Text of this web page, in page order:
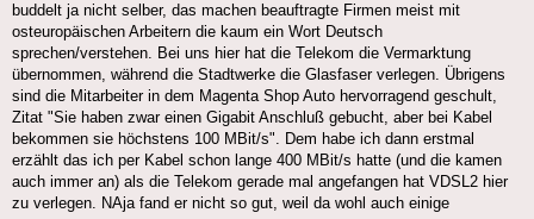
buddelt ja nicht selber, das machen beauftragte Firmen meist mit
osteuropäischen Arbeitern die kaum ein Wort Deutsch
sprechen/verstehen. Bei uns hier hat die Telekom die Vermarktung
übernommen, während die Stadtwerke die Glasfaser verlegen. Übrigens
sind die Mitarbeiter in dem Magenta Shop Auto hervorragend geschult,
Zitat "Sie haben zwar einen Gigabit Anschluß gebucht, aber bei Kabel
bekommen sie höchstens 100 MBit/s". Dem habe ich dann erstmal
erzählt das ich per Kabel schon lange 400 MBit/s hatte (und die kamen
auch immer an) als die Telekom gerade mal angefangen hat VDSL2 hier
zu verlegen. NAja fand er nicht so gut, weil da wohl auch einige